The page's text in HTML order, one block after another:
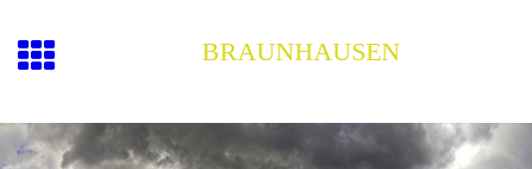
BRAUNHAUSEN